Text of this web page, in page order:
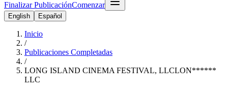
Finalizar PublicaciónComenzar
English Español
Inicio
/
Publicaciones Completadas
/
LONG ISLAND CINEMA FESTIVAL, LLCLON******
LLC